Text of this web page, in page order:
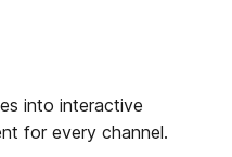
into interactive
for every channel.